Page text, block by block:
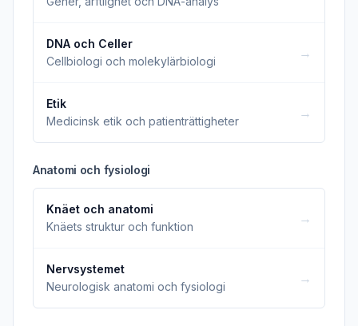
DNA och Celler
Cellbiologi och molekylärbiologi
→
Etik
Medicinsk etik och patienträttigheter
→
Anatomi och fysiologi
Knäet och anatomi
Knäets struktur och funktion
→
Nervsystemet
Neurologisk anatomi och fysiologi
→